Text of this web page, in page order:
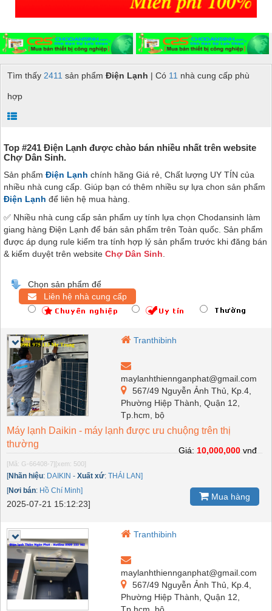
Tìm thấy 2411 sản phẩm Điện Lạnh | Có 11 nhà cung cấp phù
hợp
Top #241 Điện Lạnh được chào bán nhiều nhất trên website
Chợ Dân Sinh.
Sản phẩm Điện Lạnh chính hãng Giá rẻ, Chất lượng UY TÍN của
nhiều nhà cung cấp. Giúp bạn có thêm nhiều sự lựa chon sản phẩm
Điện Lạnh để liên hệ mua hàng.
✅ Nhiều nhà cung cấp sản phẩm uy tính lựa chọn Chodansinh làm
giang hàng Điện Lạnh để bán sản phẩm trên Toàn quốc. Sản phẩm
được áp dụng rule kiểm tra tính hợp lý sản phẩm trước khi đăng bán
& kiểm duyệt trên website Chợ Dân Sinh
Chọn sản phẩm để
Liên hệ nhà cung cấp
Tranthibinh
maylanhthiennganphat@gmail.com
567/49 Nguyễn Ảnh Thủ, Kp.4,
Phường Hiệp Thành, Quận 12,
Tp.hcm, bộ
Máy lạnh Daikin - máy lạnh được ưu chuộng trên thị
thường
[Mã: G-66408-7][xem: 500]
[Nhãn hiệu: DAIKIN - Xuất xứ: THÁI LAN]
[Nơi bán: Hồ Chí Minh]
2025-07-21 15:12:23]
Giá: 10,000,000 vnđ
Mua hàng
Tranthibinh
maylanhthiennganphat@gmail.com
567/49 Nguyễn Ảnh Thủ, Kp.4,
Phường Hiệp Thành, Quận 12,
Tp.hcm, bộ